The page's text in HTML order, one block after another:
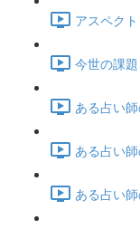
アスペク
今世の課
ある占い
ある占い
ある占い